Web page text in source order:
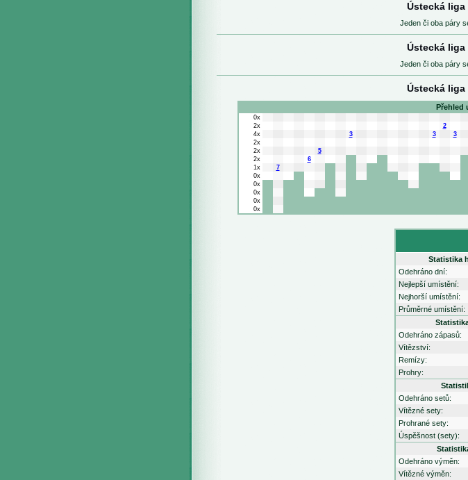
Ústecká liga
Jeden či oba páry
Ústecká liga
Jeden či oba páry
Ústecká liga
Přehled
0x
2x
2
4x
3 3 3
2x
2x
5
2x
6
1x
7
0x
0x
0x
0x
0x
Statistika
Odehráno dní:
Nejlepší umístění:
Nejhorší umístění:
Průměrné umístění:
Odehráno zápasů:
Vítězství:
Remízy:
Prohry:
Odehráno setů:
Vítězné sety:
Prohrané sety:
Úspěšnost (sety):
Odehráno výměn:
Vítězné výměn: